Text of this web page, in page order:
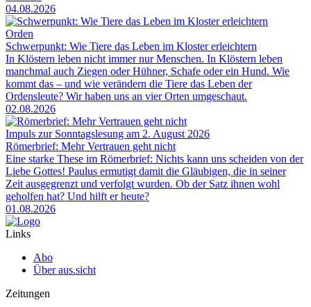
04.08.2026
Orden
Schwerpunkt: Wie Tiere das Leben im Kloster erleichtern
In Klöstern leben nicht immer nur Menschen. In Klöstern leben
manchmal auch Ziegen oder Hühner, Schafe oder ein Hund. Wie
kommt das – und wie verändern die Tiere das Leben der
Ordensleute? Wir haben uns an vier Orten umgeschaut.
02.08.2026
Impuls zur Sonntagslesung am 2. August 2026
Römerbrief: Mehr Vertrauen geht nicht
Eine starke These im Römerbrief: Nichts kann uns scheiden von der
Liebe Gottes! Paulus ermutigt damit die Gläubigen, die in seiner
Zeit ausgegrenzt und verfolgt wurden. Ob der Satz ihnen wohl
geholfen hat? Und hilft er heute?
01.08.2026
Links
Abo
Über aus.sicht
Zeitungen